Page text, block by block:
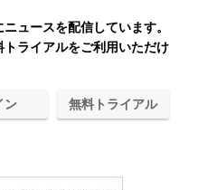
ュースを配信しています。
ライアルをご利用いただけ
ン 無料トライアル